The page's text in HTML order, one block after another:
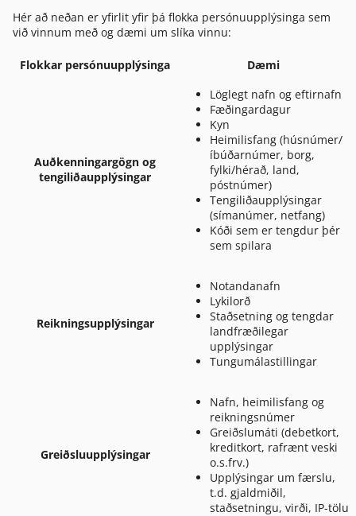
Hér að neðan er yfirlit yfir þá flokka persónuupplýsinga sem
við vinnum með og dæmi um slíka vinnu:
Flokkar persónuupplýsinga Dæmi
Auðkenningargögn og
tengiliðaupplýsingar
Löglegt nafn og eftirnafn
Fæðingardagur
Kyn
Heimilisfang (húsnúmer/
íbúðarnúmer, borg,
fylki/hérað, land,
póstnúmer)
Tengiliðaupplýsingar
(símanúmer, netfang)
Kóði sem er tengdur þér
sem spilara
Reikningsupplýsingar
Notandanafn
Lykilorð
Staðsetning og tengdar
landfræðilegar
upplýsingar
Tungumálastillingar
Greiðsluupplýsingar
Nafn, heimilisfang og
reikningsnúmer
Greiðslumáti (debetkort,
kreditkort, rafrænt veski
o.s.frv.)
Upplýsingar um færslu,
t.d. gjaldmiðil,
staðsetningu, virði, IP-tölu